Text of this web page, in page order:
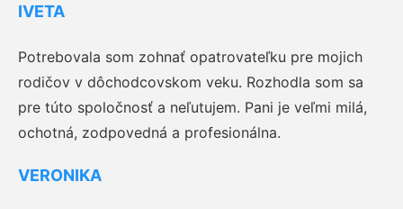
IVETA
Potrebovala som zohnať opatrovateľku pre mojich
rodičov v dôchodcovskom veku. Rozhodla som sa
pre túto spoločnosť a neľutujem. Pani je veľmi milá,
ochotná, zodpovedná a profesionálna.
VERONIKA